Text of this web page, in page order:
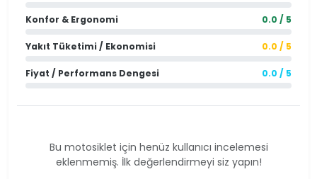
Konfor & Ergonomi 0.0 / 5
Yakıt Tüketimi / Ekonomisi 0.0 / 5
Fiyat / Performans Dengesi 0.0 / 5
Bu motosiklet için henüz kullanıcı incelemesi
eklenmemiş. İlk değerlendirmeyi siz yapın!